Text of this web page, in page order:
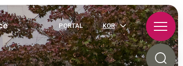
PORTAL KOR